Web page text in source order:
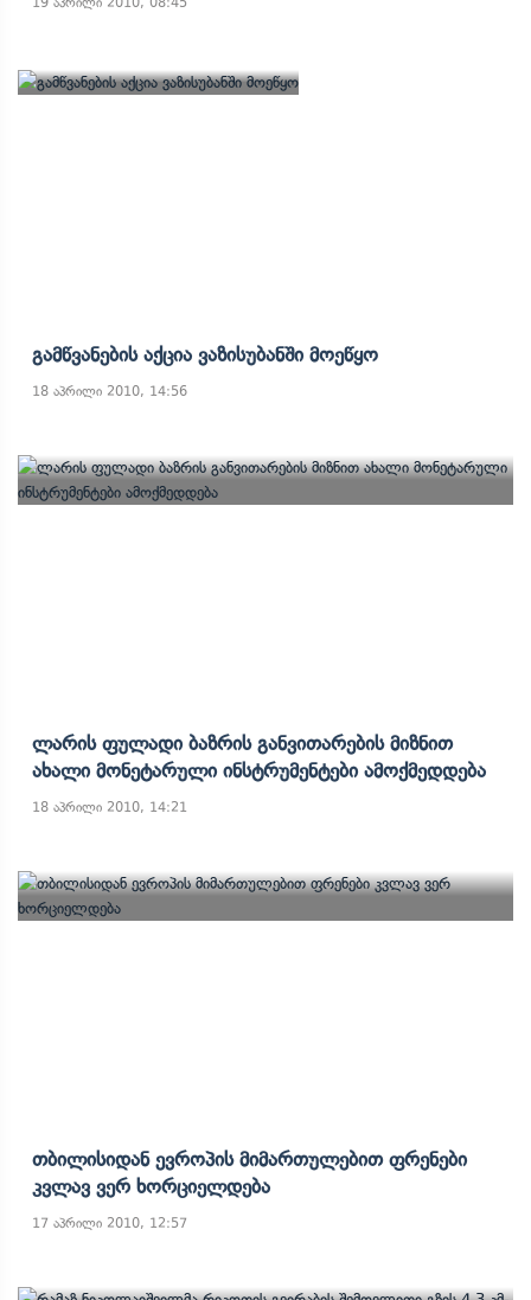
Გამწვანების Აქცია Ვაზისუბანში Მოეწყო
18 აპრილი 2010, 14:56
Ლარის Ფულადი Ბაზრის Განვითარების Მიზნით
Ახალი Მონეტარული Ინსტრუმენტები Ამოქმედდება
18 აპრილი 2010, 14:21
Თბილისიდან Ევროპის Მიმართულებით Ფრენები
Კვლავ Ვერ Ხორციელდება
17 აპრილი 2010, 12:57